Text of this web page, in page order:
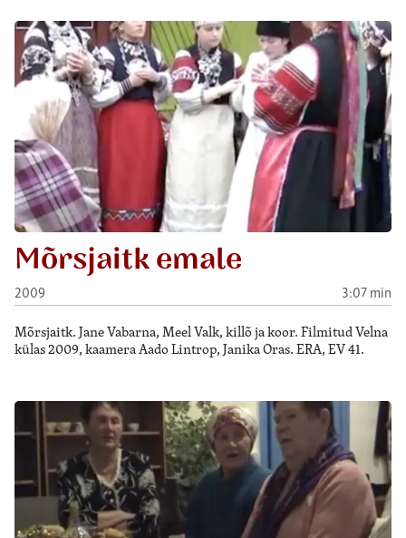
Mõrsjaitk emale
2009 3:07 min
Mõrsjaitk. Jane Vabarna, Meel Valk, killõ ja koor. Filmitud Velna
külas 2009, kaamera Aado Lintrop, Janika Oras. ERA, EV 41.